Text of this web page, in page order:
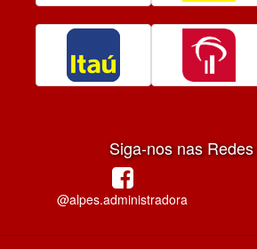
Siga-nos nas
@alpes.administradora